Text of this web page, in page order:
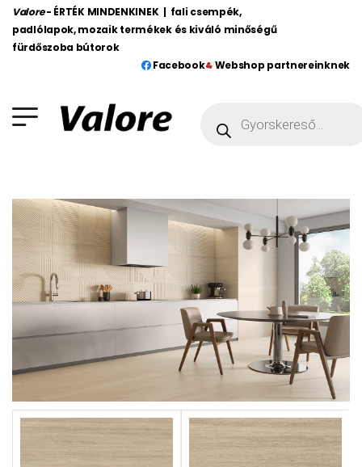
Valore - ÉRTÉK MINDENKINEK | fali csempék,
padlólapok, mozaik termékek és kiváló minőségű
fürdőszoba bútorok
Facebook
Webshop partnereinknek